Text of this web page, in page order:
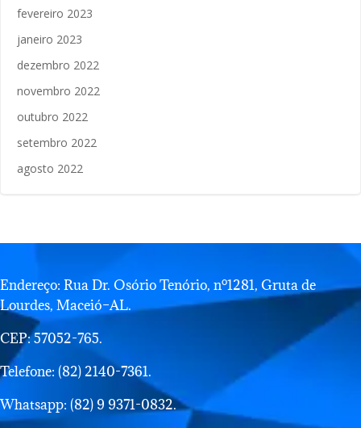
fevereiro 2023
janeiro 2023
dezembro 2022
novembro 2022
outubro 2022
setembro 2022
agosto 2022
Endereço: Rua Dr. Osório Tenório, nº1281, Gruta de
Lourdes, Maceió–AL.
CEP: 57052-765.
Telefone: (82) 2140-7361.
Whatsapp: (82) 9 9371-0832.